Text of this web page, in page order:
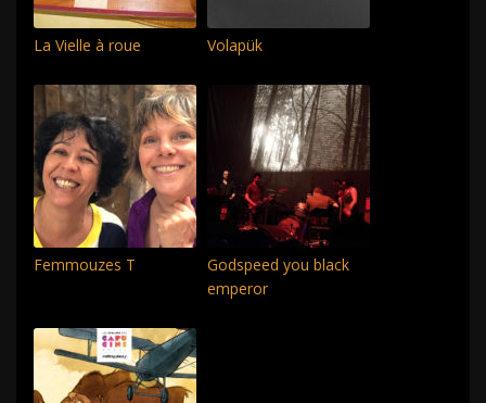
La Vielle à roue Volapük
Femmouzes T
Godspeed you black
emperor